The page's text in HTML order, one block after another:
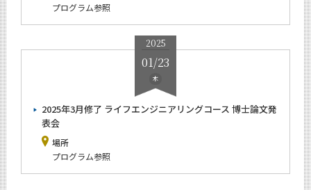
プログラム参照
2025
01/23
木
2025年3月修了 ライフエンジニアリングコース 博士論文発
表会
場所
プログラム参照